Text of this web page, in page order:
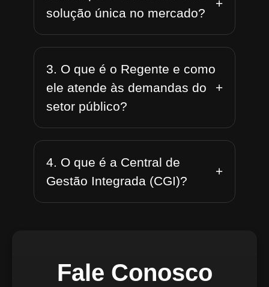
solução única no mercado?
+
3. O que é o Regente e como
ele atende às demandas do
setor público?
+
4. O que é a Central de
Gestão Integrada (CGI)?
+
Fale Conosco